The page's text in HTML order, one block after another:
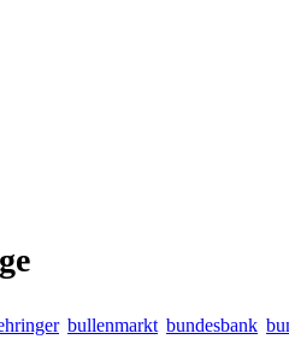
bullenmarkt bundesbank